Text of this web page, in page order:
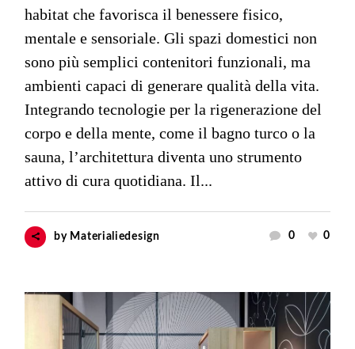
habitat che favorisca il benessere fisico,
mentale e sensoriale. Gli spazi domestici non
sono più semplici contenitori funzionali, ma
ambienti capaci di generare qualità della vita.
Integrando tecnologie per la rigenerazione del
corpo e della mente, come il bagno turco o la
sauna, l’architettura diventa uno strumento
attivo di cura quotidiana. Il...
by Materialiedesign 0 0